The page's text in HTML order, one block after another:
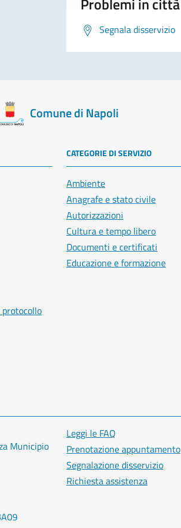
Segnala disservizio
Comune di Napoli
CATEGORIE DI SERVIZIO
Ambiente
Anagrafe e stato civile
Autorizzazioni
Cultura e tempo libero
Documenti e certificati
Educazione e formazione
Municipio
Leggi le FAQ
Prenotazione appuntamento
Segnalazione disservizio
Richiesta assistenza